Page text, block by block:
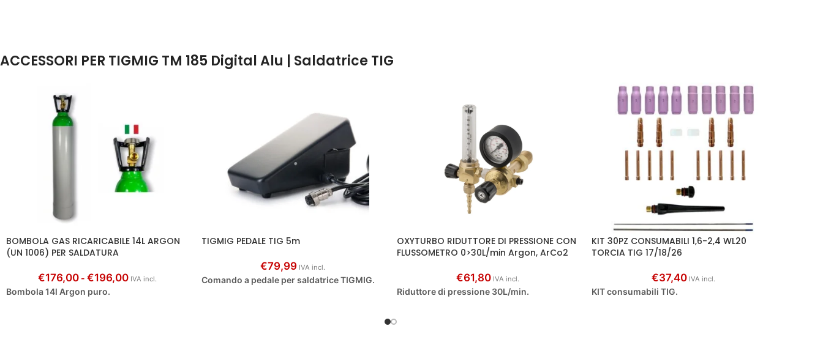
ACCESSORI PER TIGMIG TM 185 Digital Alu | Saldatrice TIG
BOMBOLA GAS RICARICABILE 14L ARGON
(UN 1006) PER SALDATURA
€176,00 - €196,00 IVA incl.
Bombola 14l Argon puro.
TIGMIG PEDALE TIG 5m
€79,99 IVA incl.
Comando a pedale per saldatrice TIGMIG.
OXYTURBO RIDUTTORE DI PRESSIONE CON
FLUSSOMETRO 0>30L/min Argon, ArCo2
€61,80 IVA incl.
Riduttore di pressione 30L/min.
KIT 30PZ CONSUMABILI 1,6-2,4 WL20
TORCIA TIG 17/18/26
€37,40 IVA incl.
KIT consumabili TIG.